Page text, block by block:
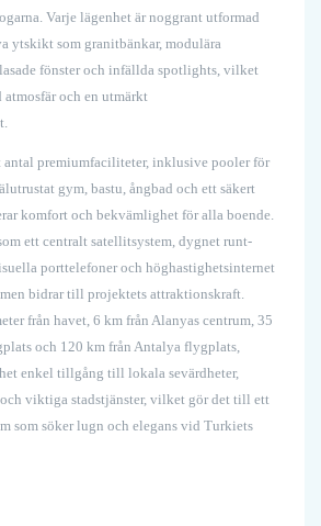
Varje lägenhet är noggrant utformad
ytskikt som granitbänkar, modulära
fönster och infällda spotlights, vilket
och en utmärkt
antal premiumfaciliteter, inklusive pooler för
gym, bastu, ångbad och ett säkert
komfort och bekvämlighet för alla boende.
ett centralt satellitsystem, dygnet runt-
porttelefoner och höghastighetsinternet
bidrar till projektets attraktionskraft.
från havet, 6 km från Alanyas centrum, 35
och 120 km från Antalya flygplats,
enkel tillgång till lokala sevärdheter,
viktiga stadstjänster, vilket gör det till ett
som söker lugn och elegans vid Turkiets